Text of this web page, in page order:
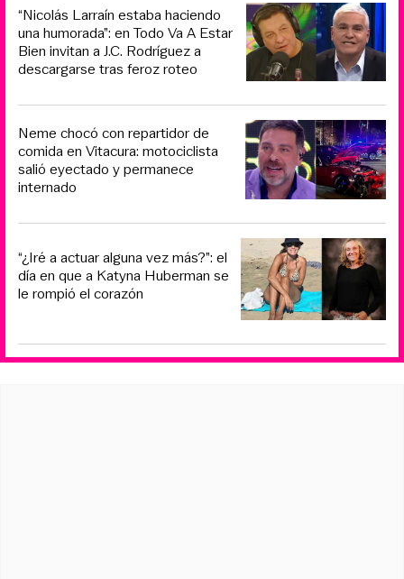
“Nicolás Larraín estaba haciendo
una humorada”: en Todo Va A Estar
Bien invitan a J.C. Rodríguez a
descargarse tras feroz roteo
Neme chocó con repartidor de
comida en Vitacura: motociclista
salió eyectado y permanece
internado
“¿Iré a actuar alguna vez más?”: el
día en que a Katyna Huberman se
le rompió el corazón